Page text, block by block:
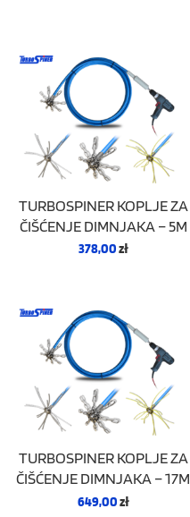
TURBOSPINER KOPLJE ZA
ČIŠĆENJE DIMNJAKA – 5M
378,00zł
TURBOSPINER KOPLJE ZA
ČIŠĆENJE DIMNJAKA – 17M
649,00zł